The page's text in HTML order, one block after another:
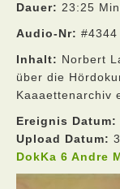
Dauer: 23:25
Audio-Nr: #4344
Inhalt: Norbert
über die
Kaaaettenarchiv
Ereignis Datum:
Upload Datum:
DokKa 6 Andre